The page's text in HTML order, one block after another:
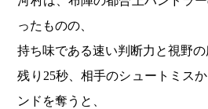
ったものの、
持ち味である速い判断力と視野の
残り25秒、相手のシュートミス
ンドを奪うと、